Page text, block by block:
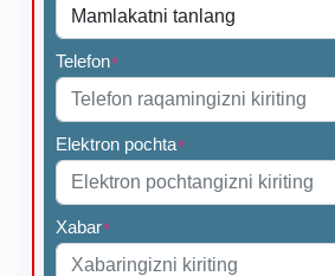
Telefon*
Elektron pochta*
Xabar*